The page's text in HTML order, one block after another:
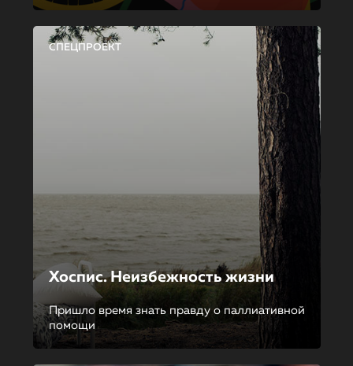
СПЕЦПРОЕКТ
Хоспис. Неизбежность жизни
Пришло время знать правду о паллиативной
помощи